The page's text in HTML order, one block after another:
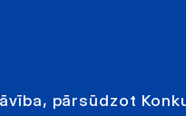
pārsūdzot